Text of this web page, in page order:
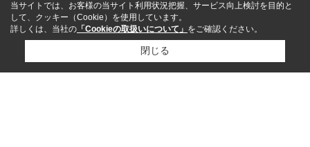
当サイトでは、お客様の当サイト利用状況把握、サービス向上検討を目的と
して、クッキー（Cookie）を使用しています。
詳しくは、当社の 「Cookieの取扱いについて」 をご確認ください。
閉じる